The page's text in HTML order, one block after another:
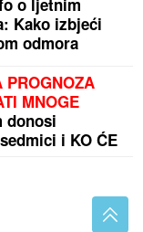
o ljetnim
Kako izbjeći
odmora
PROGNOZA
MNOGE
donosi
i KO ĆE